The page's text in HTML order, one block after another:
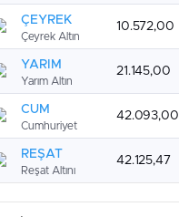
ÇEYREK
Çeyrek Altın
10.572,00
YARIM
Yarım Altın
21.145,00
CUM
Cumhuriyet
42.093,00
REŞAT
Reşat Altını
42.125,47